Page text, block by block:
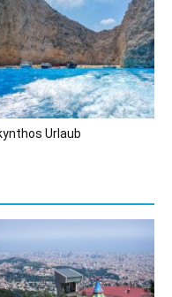
Urlaub